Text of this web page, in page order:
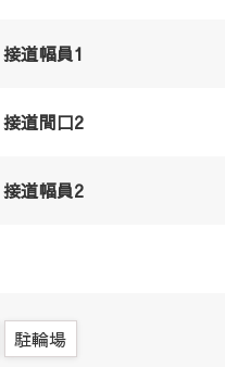
接道幅員1
接道間口2
接道幅員2
駐輪場